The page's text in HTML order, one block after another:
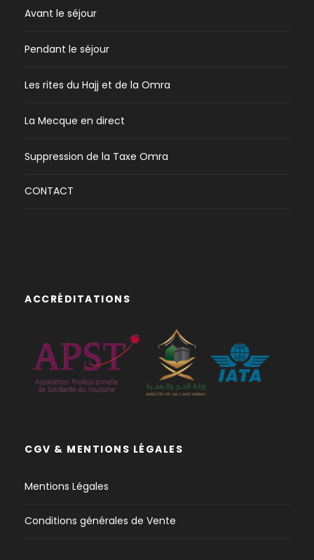
Avant le séjour
Pendant le séjour
Les rites du Hajj et de la Omra
La Mecque en direct
Suppression de la Taxe Omra
CONTACT
ACCRÉDITATIONS
CGV & MENTIONS LÉGALES
Mentions Légales
Conditions générales de Vente